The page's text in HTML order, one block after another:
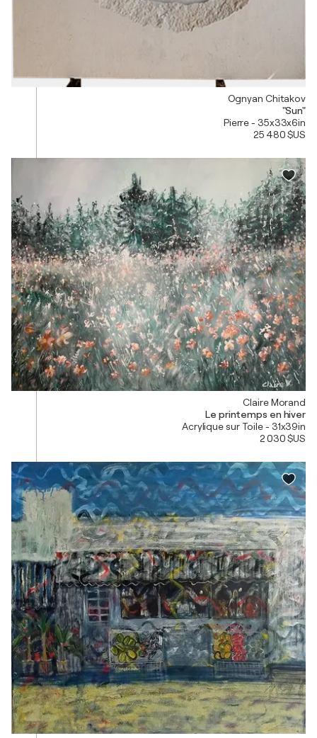
Ognyan Chitakov
"Sun"
Pierre - 35x33x6in
25 480 $US
Claire Morand
Le printemps en hiver
Acrylique sur Toile - 31x39in
2 030 $US